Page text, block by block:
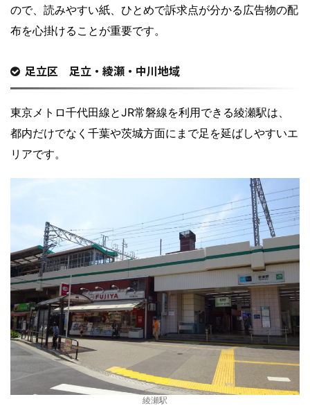
ので、読みやすい紙、ひとめで訴求点が分かる広告物の配
布を心掛けることが重要です。
足立区 足立・綾瀬・中川地域
東京メトロ千代田線とJR常磐線を利用できる綾瀬駅は、
都内だけでなく千葉や茨城方面にまで足を延ばしやすいエ
リアです。
綾瀬駅